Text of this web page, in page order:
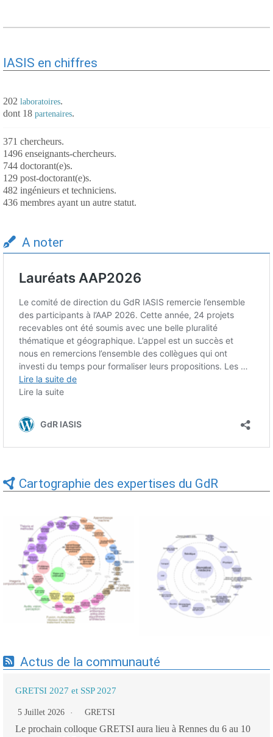
IASIS en chiffres
202 laboratoires.
dont 18 partenaires.
371 chercheurs.
1496 enseignants-chercheurs.
744 doctorant(e)s.
129 post-doctorant(e)s.
482 ingénieurs et techniciens.
436 membres ayant un autre statut.
A noter
Cartographie des expertises du GdR
Expertises du GdR -
cartographie par Axes -
19/09/2025
Expertises du GdR -
cartographie par mots-clés
applicatifs - 19/09/2025
Actus de la communauté
GRETSI 2027 et SSP 2027
5 Juillet 2026 GRETSI
Le prochain colloque GRETSI aura lieu à Rennes du 6 au 10